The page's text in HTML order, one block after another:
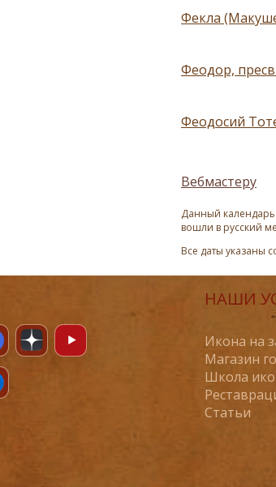
Фекла
Феодор,
Феодосий
Вебмастеру
Данный календарь
вошли в русский
Все даты указаны
НАШИ
Икона на
Магазин
Школа
Статьи